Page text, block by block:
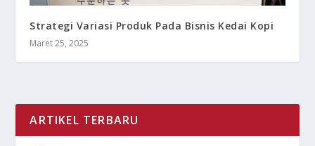
Strategi Variasi Produk Pada Bisnis Kedai Kopi
Maret 25, 2025
ARTIKEL TERBARU